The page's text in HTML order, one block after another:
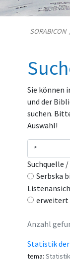
SORABICON
Sie können
und der
suchen.
Auswahl!
Suchquelle /
Serbska
erweitert
Anzahl
Statistik der
tema: